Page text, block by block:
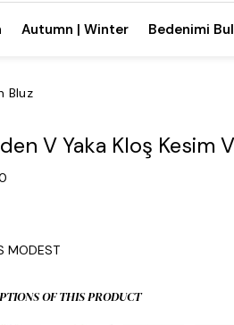
Autumn | Winter Bedenimi Bul
Bluz
V Yaka Kloş Kesim
MODEST
OF THIS PRODUCT